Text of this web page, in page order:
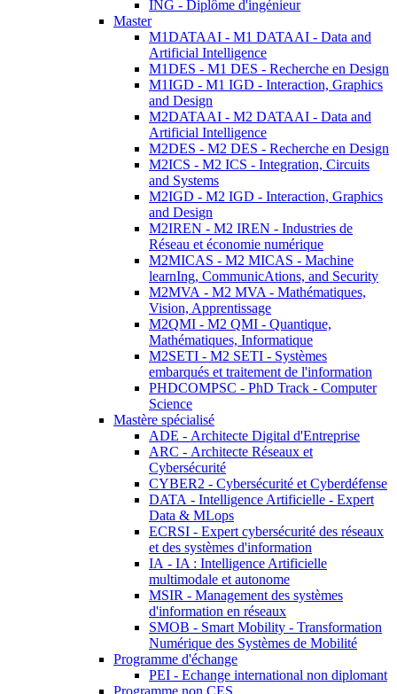
ING - Diplôme d'ingénieur
Master
M1DATAAI - M1 DATAAI - Data and
Artificial Intelligence
M1DES - M1 DES - Recherche en Design
M1IGD - M1 IGD - Interaction, Graphics
and Design
M2DATAAI - M2 DATAAI - Data and
Artificial Intelligence
M2DES - M2 DES - Recherche en Design
M2ICS - M2 ICS - Integration, Circuits
and Systems
M2IGD - M2 IGD - Interaction, Graphics
and Design
M2IREN - M2 IREN - Industries de
Réseau et économie numérique
M2MICAS - M2 MICAS - Machine
learnIng, CommunicAtions, and Security
M2MVA - M2 MVA - Mathématiques,
Vision, Apprentissage
M2QMI - M2 QMI - Quantique,
Mathématiques, Informatique
M2SETI - M2 SETI - Systèmes
embarqués et traitement de l'information
PHDCOMPSC - PhD Track - Computer
Science
Mastère spécialisé
ADE - Architecte Digital d'Entreprise
ARC - Architecte Réseaux et
Cybersécurité
CYBER2 - Cybersécurité et Cyberdéfense
DATA - Intelligence Artificielle - Expert
Data & MLops
ECRSI - Expert cybersécurité des réseaux
et des systèmes d'information
IA - IA : Intelligence Artificielle
multimodale et autonome
MSIR - Management des systèmes
d'information en réseaux
SMOB - Smart Mobility - Transformation
Numérique des Systèmes de Mobilité
Programme d'échange
PEI - Echange international non diplomant
Programme non CES